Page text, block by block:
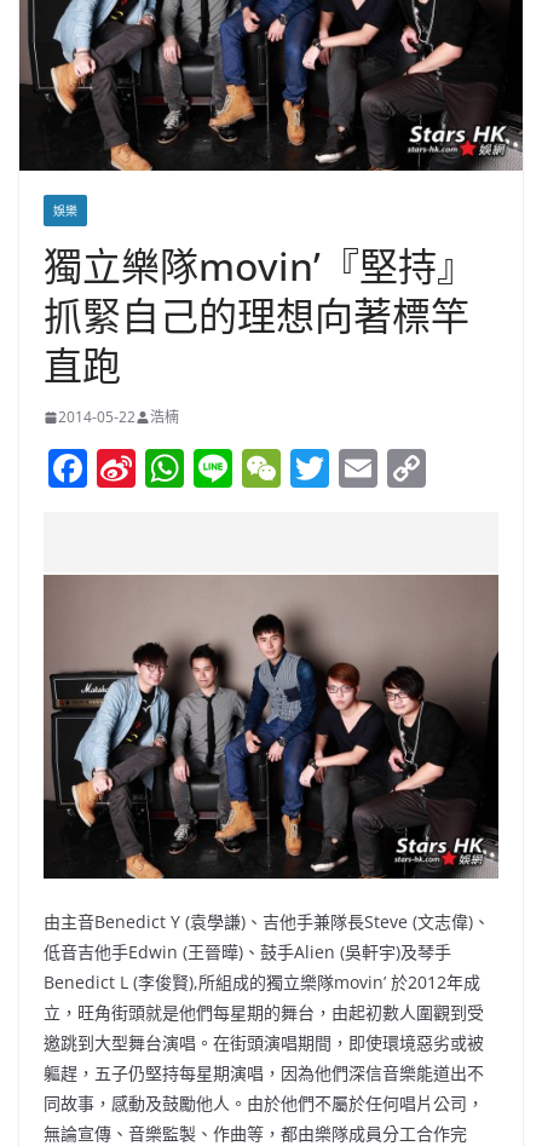
娛樂
獨立樂隊movin’『堅持』
抓緊自己的理想向著標竿
直跑
2014-05-22 浩楠
F
e
o
o
k
Si
W
b
o
W
s
A
p
p
Li W
h
at
T
er
E
l y
n
k
由主音Benedict Y (袁學謙)、吉他手兼隊長Steve (文志偉)、
低音吉他手Edwin (王晉曄)、鼓手Alien (吳軒宇)及琴手
Benedict L (李俊賢),所組成的獨立樂隊movin’ 於2012年成
立，旺角街頭就是他們每星期的舞台，由起初數人圍觀到受
邀跳到大型舞台演唱。在街頭演唱期間，即使環境惡劣或被
軀趕，五子仍堅持每星期演唱，因為他們深信音樂能道出不
同故事，感動及鼓勵他人。由於他們不屬於任何唱片公司，
無論宣傳、音樂監製、作曲等，都由樂隊成員分工合作完